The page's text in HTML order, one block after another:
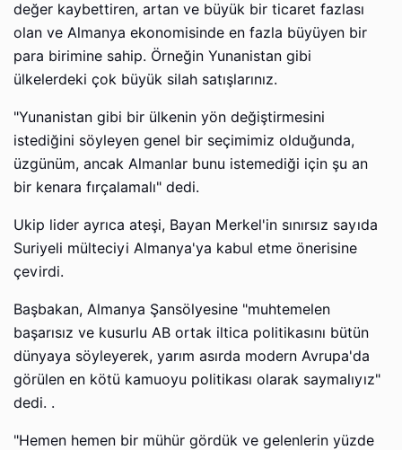
değer kaybettiren, artan ve büyük bir ticaret fazlası
olan ve Almanya ekonomisinde en fazla büyüyen bir
para birimine sahip. Örneğin Yunanistan gibi
ülkelerdeki çok büyük silah satışlarınız.
"Yunanistan gibi bir ülkenin yön değiştirmesini
istediğini söyleyen genel bir seçimimiz olduğunda,
üzgünüm, ancak Almanlar bunu istemediği için şu an
bir kenara fırçalamalı" dedi.
Ukip lider ayrıca ateşi, Bayan Merkel'in sınırsız sayıda
Suriyeli mülteciyi Almanya'ya kabul etme önerisine
çevirdi.
Başbakan, Almanya Şansölyesine "muhtemelen
başarısız ve kusurlu AB ortak iltica politikasını bütün
dünyaya söyleyerek, yarım asırda modern Avrupa'da
görülen en kötü kamuoyu politikası olarak saymalıyız"
dedi. .
"Hemen hemen bir mühür gördük ve gelenlerin yüzde